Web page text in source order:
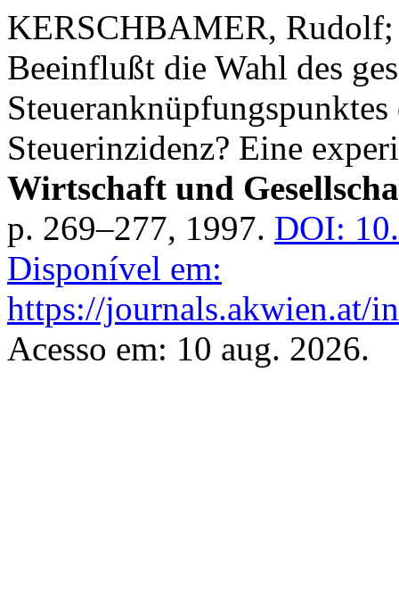
KERSCHBAMER,
Beeinflußt die Wahl des
Steuerinzidenz? Eine
Wirtschaft und
p. 269–277, 1997. DOI:
Disponível em:
https://journals.akwien.at/
Acesso em: 10 aug. 2026.